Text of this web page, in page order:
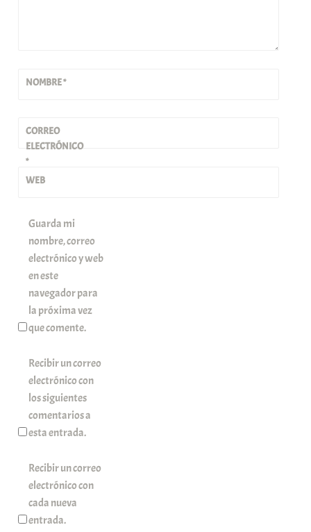
NOMBRE*
CORREO
ELECTRÓNICO
*
WEB
Guarda mi
nombre, correo
electrónico y web
en este
navegador para
la próxima vez
que comente.
Recibir un correo
electrónico con
los siguientes
comentarios a
esta entrada.
Recibir un correo
electrónico con
cada nueva
entrada.